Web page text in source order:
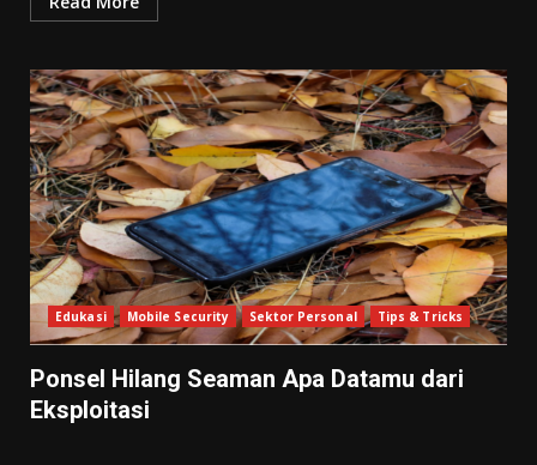
Edukasi Mobile Security Sektor Personal Tips & Tricks
Ponsel Hilang Seaman Apa Datamu dari
Eksploitasi